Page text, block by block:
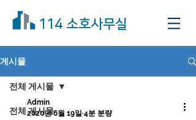
114 소호사무실
게시물
전체 게시물
전체 게시물
Admin
2020년 6월 19일 4분 분량